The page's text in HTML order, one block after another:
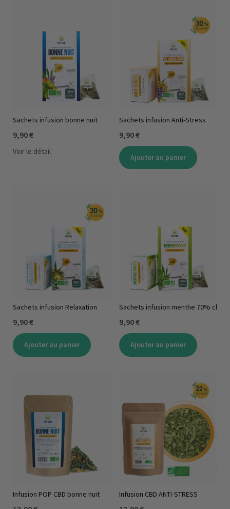
Sachets infusion bonne nuit
9,90 €
Voir le détail
Sachets infusion Anti-Stress
9,90 €
Ajouter au panier
Sachets infusion Relaxation
9,90 €
Ajouter au panier
Sachets infusion menthe 70%
9,90 €
Ajouter au panier
Infusion POP CBD bonne nuit Infusion CBD ANTI-STRESS